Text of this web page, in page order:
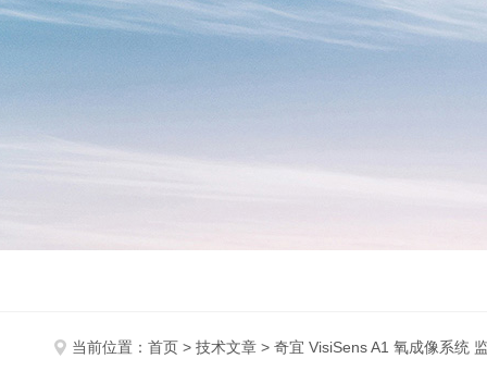
当前位置： 首页 > 技术文章 > 奇宜 VisiSens A1 氧成像系统